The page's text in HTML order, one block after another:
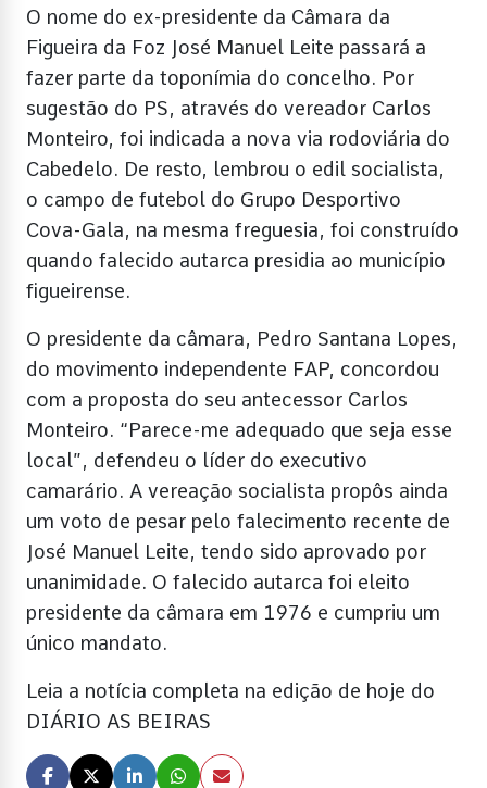
O nome do ex-presidente da Câmara da
Figueira da Foz José Manuel Leite passará a
fazer parte da toponímia do concelho. Por
sugestão do PS, através do vereador Carlos
Monteiro, foi indicada a nova via rodoviária do
Cabedelo. De resto, lembrou o edil socialista,
o campo de futebol do Grupo Desportivo
Cova-Gala, na mesma freguesia, foi construído
quando falecido autarca presidia ao município
figueirense.
O presidente da câmara, Pedro Santana Lopes,
do movimento independente FAP, concordou
com a proposta do seu antecessor Carlos
Monteiro. “Parece-me adequado que seja esse
local”, defendeu o líder do executivo
camarário. A vereação socialista propôs ainda
um voto de pesar pelo falecimento recente de
José Manuel Leite, tendo sido aprovado por
unanimidade. O falecido autarca foi eleito
presidente da câmara em 1976 e cumpriu um
único mandato.
Leia a notícia completa na edição de hoje do
DIÁRIO AS BEIRAS